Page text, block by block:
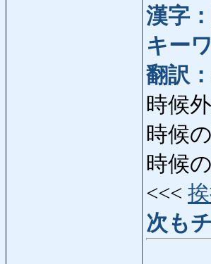
漢字：
キー
翻訳：
時候
時候
時候
<<<
次も